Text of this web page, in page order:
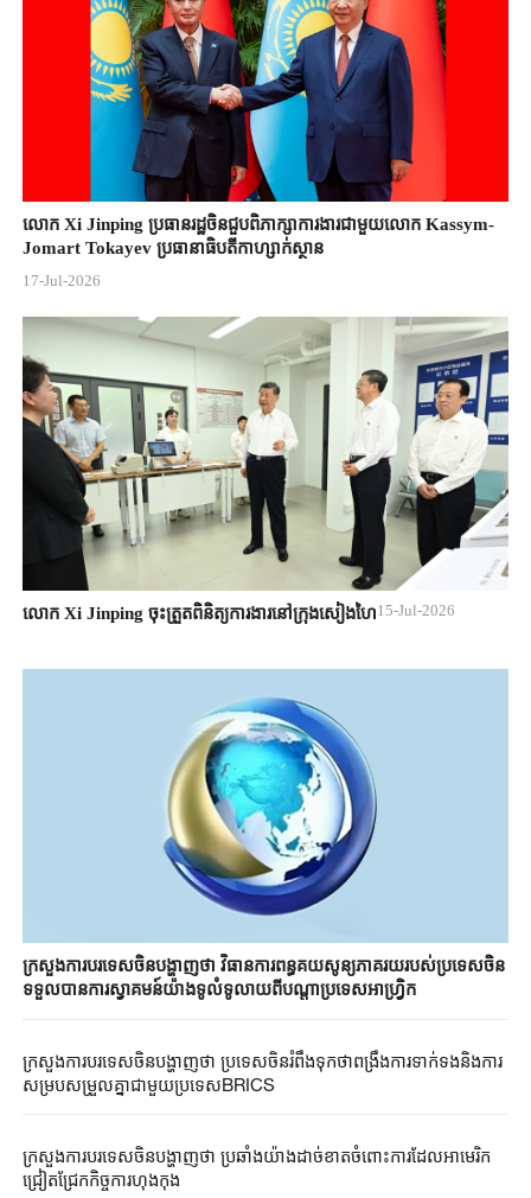
លោក Xi Jinping ប្រធានរដ្ឋចិន​ជួបពិភាក្សា​ការងារជាមួយ​លោក Kassym-
Jomart ​Tokayev ​ប្រធានាធិបតី​កាហ្សាក់ស្ថាន​
17-Jul-2026
លោក Xi Jinping ចុះត្រួតពិនិត្យការងារនៅក្រុងសៀងហៃ15-Jul-2026
ក្រសួងការបរទេសចិនបង្ហាញថា វិធានការពន្ធគយសូន្យភាគរយរបស់ប្រទេសចិន
ក្រសួងការបរទេសចិនបង្ហាញថា ប្រទេសចិនរំពឹងទុកថាពង្រឹងការទាក់ទងនិងការ
ក្រសួងការបរទេសចិនបង្ហាញថា ប្រឆាំងយ៉ាងដាច់ខាតចំពោះការដែលអាមេរិក
ជ្រៀតជ្រែកកិច្ចការហុងកុង